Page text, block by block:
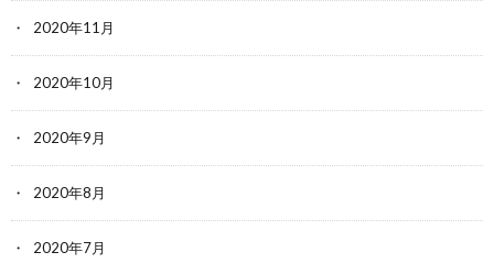
2020年11月
2020年10月
2020年9月
2020年8月
2020年7月